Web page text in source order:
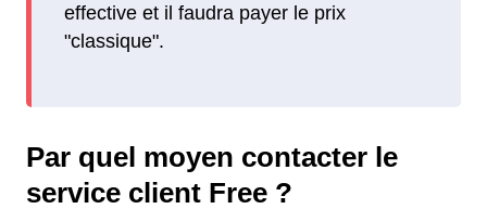
effective et il faudra payer le prix
"classique".
Par quel moyen contacter le
service client Free ?